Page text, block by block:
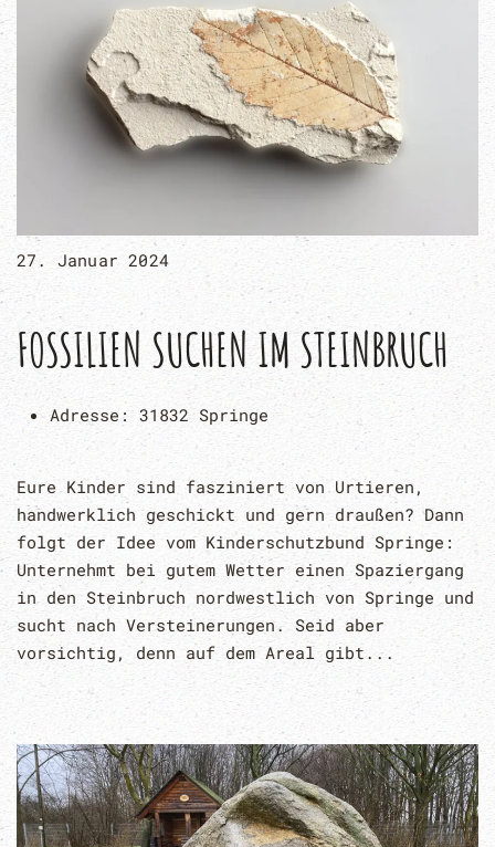
27. Januar 2024
FOSSILIEN SUCHEN IM STEINBRUCH
Adresse: 31832 Springe
Eure Kinder sind fasziniert von Urtieren,
handwerklich geschickt und gern draußen? Dann
folgt der Idee vom Kinderschutzbund Springe:
Unternehmt bei gutem Wetter einen Spaziergang
in den Steinbruch nordwestlich von Springe und
sucht nach Versteinerungen. Seid aber
vorsichtig, denn auf dem Areal gibt...